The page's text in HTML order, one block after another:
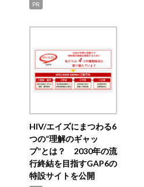
PR
HIV/エイズにまつわる6
つの“理解のギャッ
プ”とは？ 2030年の流
行終結を目指すGAP6の
特設サイトを公開